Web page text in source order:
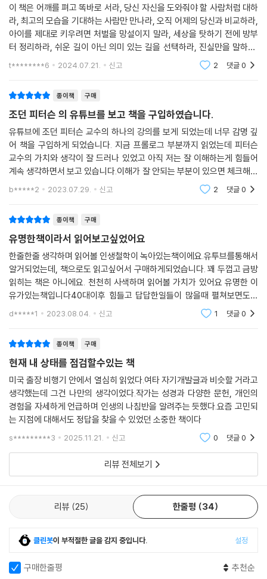
까?
전 세계를 뒤흔든 최고의 명강의
그는 하버드대 교수 시절부터 학생들에게 큰 인기를 끌었다. 여러 학문을
로 하여금 몰입할 수밖에 없게 만든다. 하버드에서는 최고의 교수에게 수
여하는 ‘레빈슨 교수 상’ 후보에 이름을 올렸고, 토론토대에서는 학생들에
게 인생을 바꾼 교수로 뽑히기도 했다. 하지만 젊은이들이 열광하는 이유
는 단지 그것 때문만은 아니다. 무엇보다 그가 어디에서도 들을 수 없는 삶
의 진실을 솔직하게 이야기하고 있기 때문일 것이다. 〈뉴욕타임스〉의 칼럼
니스트 데이비드 브룩스는 ‘사회의 어른들은 젊은이들에게 이 시대를 살아
가는 데 꼭 필요한 현실적이고 유용한 지혜를 가르치는 데 실패했다. 피터
슨은 그 차이를 메우고 있다’고 분석한다.
“운이 좋아서 유명해진 사람이 아니다. 수백만 대중들이 열광하는 이유는
그가 다른 데서 들을 수 없는 말을 하기 때문이다. 오늘날 어떤 지식인이 그
보다 더 큰 영향력이 있겠는가?” 〈복스〉
이 책은 영미권 최고의 질의응답 사이트인 ‘쿼라(Quara)’에 올라온 질문
에 답을 쓰는 조던 피터슨 교수의 취미에서 시작되었다. ‘인생에서 누구나
알아야 할 가장 소중한 것은 무엇일까?’라는 질문에 40개의 법칙에 대한
답을 올린 것. 이 목록은 사람들의 큰 호응을 얻었고 그중에서 12개를 추려
그의 말 중에서 가장 눈에 띄는 것 하나를 꼽으라면 ‘행복을 추구하지 말
라’는 말이다. “보통 인생의 의미를 행복이라고 생각한다. 그런데 행복하지
않다면 어떻게 하겠는가? 불행하면 인생의 의미도 사라지는가? 행복은 예
측할 수 없고 쉽게 사라진다. 노력한다고 얻을 수 있는 것도 아니다. 그래서
목표로 삼을 수 없다. 행복이 삶의 목적이라면, 불행해졌을 때 인생은 바로
실패한 것이 되어 버린다.”
그는 인생의 절대적인 진리 중 하나는 ‘인생은 고통’이라는 것이다. 인간은
결국 언젠가 병들어 죽는다. 지금 아무리 행복한 시절을 지나고 있다고 해
도 머지않아 소중한 사람들이 하나둘씩 내 곁을 떠나갈 테고, 나 역시 병들
고 약해지고 죽음을 맞이하게 된다. 이를 피할 수 없는 사람은 아무도 없다.
그렇기 때문에 인생은 본질적으로 비극적일 수밖에 없다고 말한다. 이를
의 의미를 찾고 그에 따라 사는 데 목표를 둬야 한다.
피터슨에 따르면 인생은 혼돈과 질서, 그리고 혼돈과 질서를 중재하는 과
이 책은 어깨를 펴고 똑바로 서라, 당신 자신을 도와줘야 할 사람처럼 대하
라, 최고의 모습을 기대하는 사람만 만나라, 오직 어제의 당신과 비교하라,
아이를 제대로 키우려면 처벌을 망설이지 말라, 세상을 탓하기 전에 방부
터 정리하라, 쉬운 길이 아닌 의미 있는 길을 선택하라, 진실만을 말하라,
다른 사람의 말을 잘 들어라, 분명하고 정확하게 말하라, 아이들이 스케이
t********6 2024.07.21. 신고 2 댓글0
종이책 구매
조던 피터슨 의 유튜브를 보고 책을 구입하였습니다.
유튜브에 조던 피터슨 교수의 하나의 강의를 보게 되었는데 너무 감명 깊
어 책을 구입하게 되었습니다. 지금 프롤로그 부분까지 읽었는데 피터슨
교수의 가치와 생각이 잘 드러나 있었고 아직 저는 잘 이해하는게 힘들어
계속 생각하면서 보고 있습니다.이해가 잘 안되는 부분이 있으면 체크해두
다가 계속 읽어보고 생각하는 습관을 길러 저 개인이 향상될수 있도록 노
b*****2 2023.07.29. 신고 2 댓글0
종이책 구매
유명한책이라서 읽어보고싶었어요
한줄한줄 생각하며 읽어볼 인생철학이 녹아있는책이에요.유투브를통해서
알거되었는데, 책으로도 읽고싶어서 구매하게되었습니다. 꽤 두껍고 금방
읽히는 책은 아니에요. 천천히 사색하며 읽어볼 가치가 있어요 유명한 이
유가있는책입니다40대이후 힘들고 답답한일들이 많을때 펼쳐보면도움
이 되겠어요. 더운 여름에 잠시 천천히 걸어가는 기분으로읽기에 좋습니다
d*****1 2023.08.04. 신고 1 댓글0
종이책 구매
현재 내 상태를 점검할수있는 책
미국 출장 비행기 안에서 열심히 읽었다.여타 자기개발글과 비슷할 거라고
생각했는데 그건 나만의 생각이었다.작가는 성경과 다양한 문헌, 개인의
경험을 자세하게 언급하며 인생의 나침반을 알려주는 듯했다.요즘 고민되
는 지점에 대해서도 정답을 찾을 수 있었던 소중한 책이다
s*********3 2025.11.21. 신고 0 댓글0
리뷰 전체보기
리뷰 25 한줄평 34
클린봇이 부적절한 글을 감지 중입니다. 설정
구매한줄평 추천순